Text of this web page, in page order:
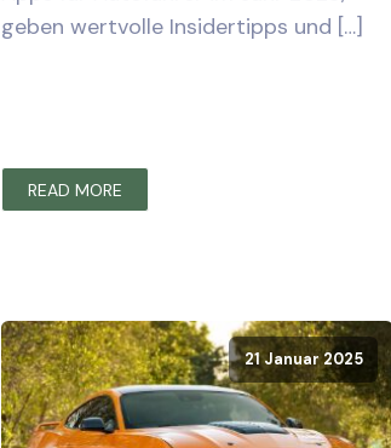
geben wertvolle Insidertipps und […]
READ MORE
21 Januar 2025